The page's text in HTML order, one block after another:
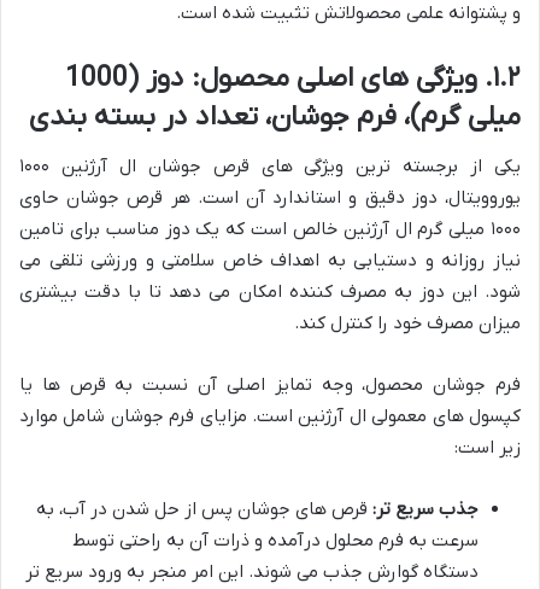
و پشتوانه علمی محصولاتش تثبیت شده است.
۱.۲. ویژگی های اصلی محصول: دوز (1000
میلی گرم)، فرم جوشان، تعداد در بسته بندی
یکی از برجسته ترین ویژگی های قرص جوشان ال آرژنین ۱۰۰۰
یوروویتال، دوز دقیق و استاندارد آن است. هر قرص جوشان حاوی
۱۰۰۰ میلی گرم ال آرژنین خالص است که یک دوز مناسب برای تامین
نیاز روزانه و دستیابی به اهداف خاص سلامتی و ورزشی تلقی می
شود. این دوز به مصرف کننده امکان می دهد تا با دقت بیشتری
میزان مصرف خود را کنترل کند.
فرم جوشان محصول، وجه تمایز اصلی آن نسبت به قرص ها یا
کپسول های معمولی ال آرژنین است. مزایای فرم جوشان شامل موارد
زیر است:
جذب سریع تر: قرص های جوشان پس از حل شدن در آب، به
سرعت به فرم محلول درآمده و ذرات آن به راحتی توسط
دستگاه گوارش جذب می شوند. این امر منجر به ورود سریع تر